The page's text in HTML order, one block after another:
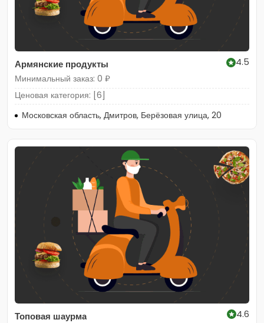
Армянские продукты
4.5
Минимальный заказ: 0 ₽
Ценовая категория: [6]
Московская область, Дмитров, Берёзовая улица, 20
Топовая шаурма
4.6